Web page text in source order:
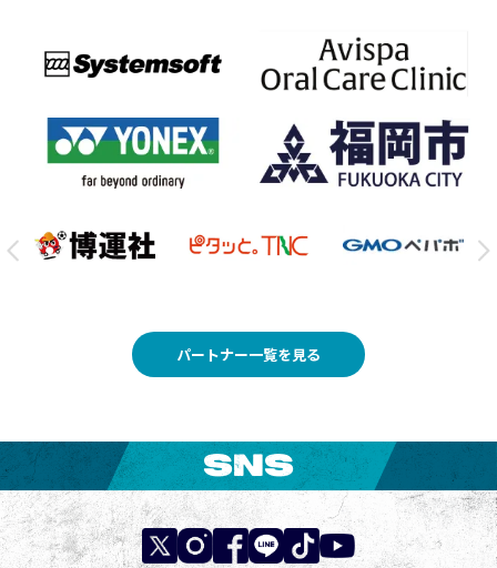
パートナー一覧を見る
SNS